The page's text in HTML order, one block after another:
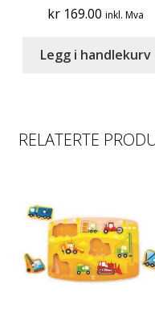
kr 169.00 inkl. Mva
Legg i handlekurv
RELATERTE